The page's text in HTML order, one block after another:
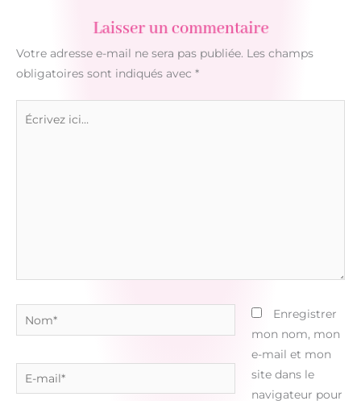
Laisser un commentaire
Votre adresse e-mail ne sera pas publiée. Les champs
obligatoires sont indiqués avec *
Nom*
E-
mail*
Enregistrer
mon nom, mon
e-mail et mon
site dans le
navigateur pour